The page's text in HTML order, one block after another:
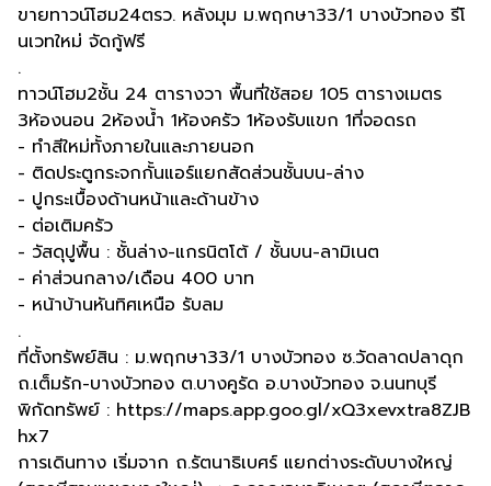
ขายทาวน์โฮม24ตรว. หลังมุม ม.พฤกษา33/1 บางบัวทอง รีโ
นเวทใหม่ จัดกู้ฟรี
.
ทาวน์โฮม2ชั้น 24 ตารางวา พื้นที่ใช้สอย 105 ตารางเมตร
3ห้องนอน 2ห้องน้ำ 1ห้องครัว 1ห้องรับแขก 1ที่จอดรถ
- ทำสีใหม่ทั้งภายในและภายนอก
- ติดประตูกระจกกั้นแอร์แยกสัดส่วนชั้นบน-ล่าง
- ปูกระเบื้องด้านหน้าและด้านข้าง
- ต่อเติมครัว
- วัสดุปูพื้น : ชั้นล่าง-แกรนิตโต้ / ชั้นบน-ลามิเนต
- ค่าส่วนกลาง/เดือน 400 บาท
- หน้าบ้านหันทิศเหนือ รับลม
.
ที่ตั้งทรัพย์สิน : ม.พฤกษา33/1 บางบัวทอง ซ.วัดลาดปลาดุก
ถ.เต็มรัก-บางบัวทอง ต.บางคูรัด อ.บางบัวทอง จ.นนทบุรี
พิกัดทรัพย์ : https://maps.app.goo.gl/xQ3xevxtra8ZJB
hx7
การเดินทาง เริ่มจาก ถ.รัตนาธิเบศร์ แยกต่างระดับบางใหญ่